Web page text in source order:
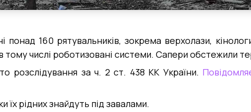
160 рятувальників, зокрема верхолази,
числі роботизовані системи. Сапери обстежили
розслідування за ч. 2 ст. 438 КК України.
їх рідних знайдуть під завалами.